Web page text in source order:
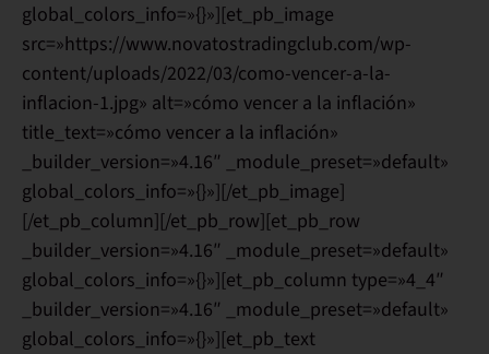
global_colors_info=»{}»][et_pb_image
src=»https://www.novatostradingclub.com/wp-
content/uploads/2022/03/como-vencer-a-la-
inflacion-1.jpg» alt=»cómo vencer a la inflación»
title_text=»cómo vencer a la inflación»
_builder_version=»4.16″ _module_preset=»default»
global_colors_info=»{}»][/et_pb_image]
[/et_pb_column][/et_pb_row][et_pb_row
_builder_version=»4.16″ _module_preset=»default»
global_colors_info=»{}»][et_pb_column type=»4_4″
_builder_version=»4.16″ _module_preset=»default»
global_colors_info=»{}»][et_pb_text